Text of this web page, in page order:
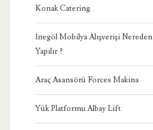
Konak Catering
İnegöl Mobilya Alışverişi Nereden
Yapılır ?
Araç Asansörü Forces Makina
Yük Platformu Albay Lift